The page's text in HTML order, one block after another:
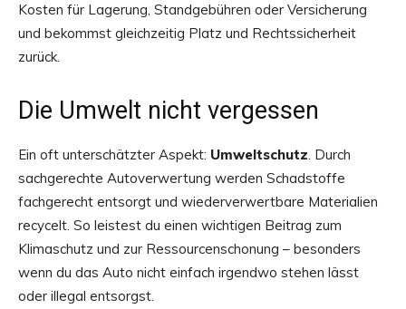
Kosten für Lagerung, Standgebühren oder Versicherung
und bekommst gleichzeitig Platz und Rechtssicherheit
zurück.
Die Umwelt nicht vergessen
Ein oft unterschätzter Aspekt: Umweltschutz. Durch
sachgerechte Autoverwertung werden Schadstoffe
fachgerecht entsorgt und wiederverwertbare Materialien
recycelt. So leistest du einen wichtigen Beitrag zum
Klimaschutz und zur Ressourcenschonung – besonders
wenn du das Auto nicht einfach irgendwo stehen lässt
oder illegal entsorgst.